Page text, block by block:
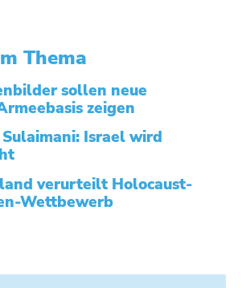
Thema
sollen neue
zeigen
Israel wird
verurteilt Holocaust-
Wettbewerb